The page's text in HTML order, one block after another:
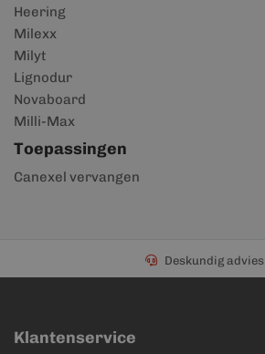
Heering
Milexx
Milyt
Lignodur
Novaboard
Milli-Max
Toepassingen
Canexel vervangen
Deskundig advies
Klantenservice